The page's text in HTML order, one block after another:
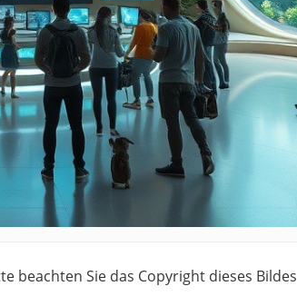
beachten Sie das Copyright dieses Bildes